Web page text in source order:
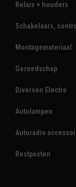
Relais + houders
Schakelaars,
Montagemateriaal
Gereedschap
Diversen Electro
Autolampen
Autoradio
Restposten